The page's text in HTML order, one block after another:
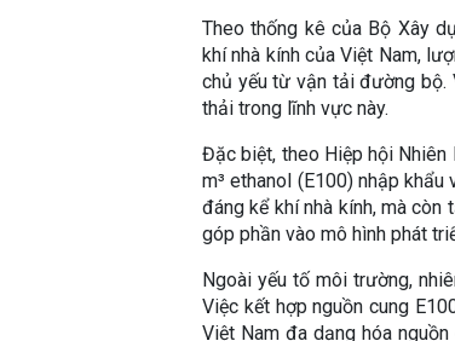
Theo thống kê của Bộ Xây
khí nhà kính của Việt Nam,
chủ yếu từ vận tải đường bộ.
thải trong lĩnh vực này.
Đặc biệt, theo Hiệp hội Nhiên
m³ ethanol (E100) nhập
đáng kể khí nhà kính, mà
góp phần vào mô hình phát
Ngoài yếu tố môi trường,
Việc kết hợp nguồn cung
Việt Nam đa dạng hóa